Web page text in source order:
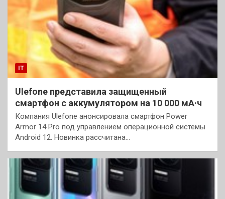
IT
Ulefone представила защищенный
смартфон с аккумулятором на 10 000 мА·ч
Компания Ulefone анонсировала смартфон Power
Armor 14 Pro под управлением операционной системы
Android 12. Новинка рассчитана…